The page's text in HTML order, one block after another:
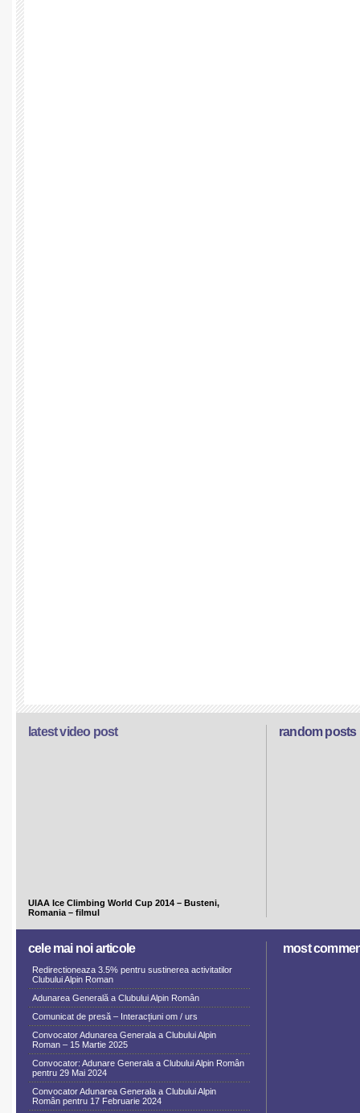
random posts
latest video post
UIAA Ice Climbing World Cup 2014 – Busteni,
Romania – filmul
cele mai noi articole
Redirectioneaza 3.5% pentru sustinerea activitatilor
Clubului Alpin Roman
Adunarea Generală a Clubului Alpin Român
Comunicat de presă – Interacțiuni om / urs
Convocator Adunarea Generala a Clubului Alpin
Roman – 15 Martie 2025
Convocator: Adunare Generala a Clubului Alpin Român
pentru 29 Mai 2024
Convocator Adunarea Generala a Clubului Alpin
Român pentru 17 Februarie 2024
most